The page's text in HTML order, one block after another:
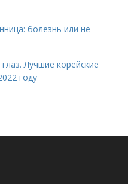
болезнь или не
Лучшие корейские
году